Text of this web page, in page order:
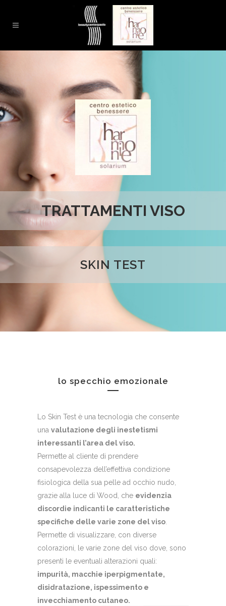
TRATTAMENTI VISO
SKIN TEST
lo specchio emozionale
Lo Skin Test è una tecnologia che consente
una valutazione degli inestetismi
interessanti l’area del viso.
Permette al cliente di prendere
consapevolezza dell’effettiva condizione
fisiologica della sua pelle ad occhio nudo,
grazie alla luce di Wood, che evidenzia
discordie indicanti le caratteristiche
specifiche delle varie zone del viso
Permette di visualizzare, con diverse
colorazioni, le varie zone del viso dove, sono
presenti le eventuali alterazioni quali:
impurità, macchie iperpigmentate,
disidratazione, ispessimento e
invecchiamento cutaneo.